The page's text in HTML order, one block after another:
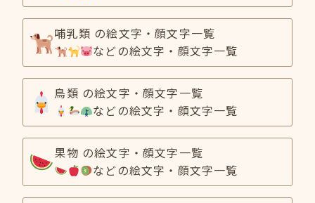
哺乳類 の絵文字・顔文字一覧
などの絵文字・顔文字一覧
鳥類 の絵文字・顔文字一覧
などの絵文字・顔文字一覧
果物 の絵文字・顔文字一覧
などの絵文字・顔文字一覧